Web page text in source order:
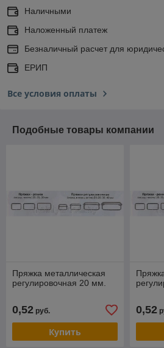
Наличными
Наложенный платеж
Безналичный расчет для
ЕРИП
Все условия оплаты
Подобные товары компании
Пряжка металлическая
регулировочная 20 мм.
0,52 руб.
Купить
0,52